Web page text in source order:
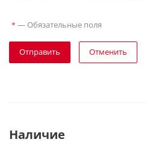
* — Обязательные поля
Отправить Отменить
Наличие